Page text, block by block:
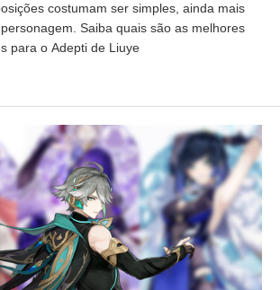
costumam ser simples, ainda mais
Saiba quais são as melhores
para o Adepti de Liuye